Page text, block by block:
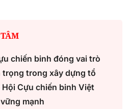
chiến binh đóng vai trò
trọng trong xây dựng tổ
Cựu chiến binh Việt
mạnh